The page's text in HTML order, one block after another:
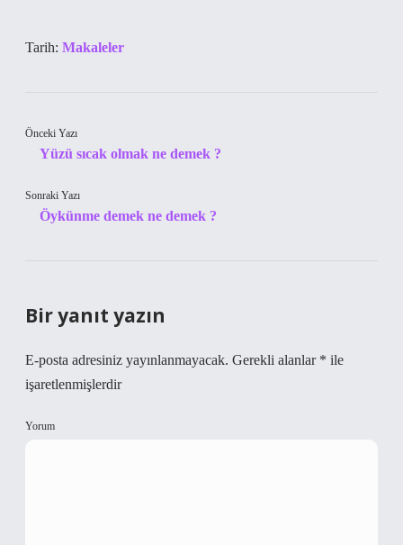
Tarih: Makaleler
Önceki Yazı
Yüzü sıcak olmak ne demek ?
Sonraki Yazı
Öykünme demek ne demek ?
Bir yanıt yazın
E-posta adresiniz yayınlanmayacak. Gerekli alanlar * ile
işaretlenmişlerdir
Yorum